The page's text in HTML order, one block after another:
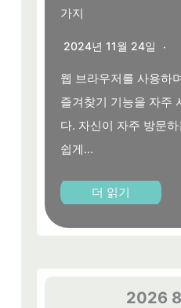
가지
2024년 11월 24일
웹 브라우저를 사용하
즐겨찾기 기능을 자주
다. 자신이 자주 방문
쉽게...
더 읽기
2026